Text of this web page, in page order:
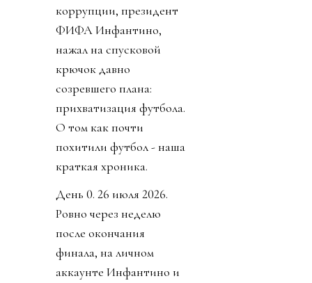
коррупции, президент
ФИФА Инфантино,
нажал на спусковой
крючок давно
созревшего плана:
прихватизация футбола.
О том как почти
похитили футбол - наша
краткая хроника.
День 0. 26 июля 2026.
Ровно через неделю
после окончания
финала, на личном
аккаунте Инфантино и